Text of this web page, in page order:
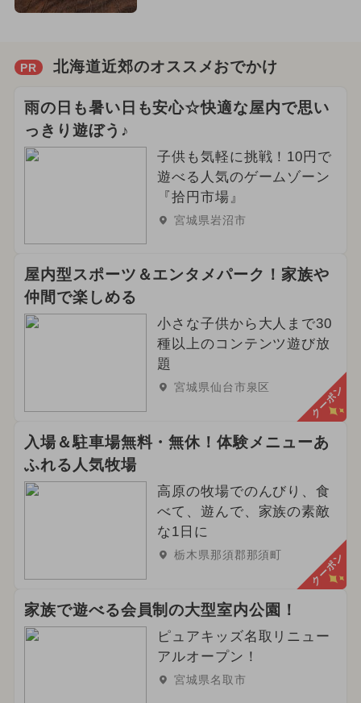
PR 北海道近郊のオススメおでかけ
雨の日も暑い日も安心☆快適な屋内で思い
っきり遊ぼう♪
子供も気軽に挑戦！10円で
遊べる人気のゲームゾーン
『拾円市場』
宮城県岩沼市
屋内型スポーツ＆エンタメパーク！家族や
仲間で楽しめる
小さな子供から大人まで30
種以上のコンテンツ遊び放
題
宮城県仙台市泉区 クーポン
入場＆駐車場無料・無休！体験メニューあ
ふれる人気牧場
高原の牧場でのんびり、食
べて、遊んで、家族の素敵
な1日に
栃木県那須郡那須町 クーポン
家族で遊べる会員制の大型室内公園！
ピュアキッズ名取リニュー
アルオープン！
宮城県名取市